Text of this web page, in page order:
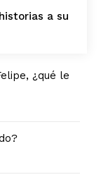
a su
¿qué le